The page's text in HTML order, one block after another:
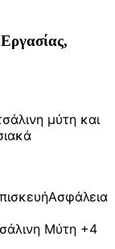
μύτη και
Ασφάλεια
Μύτη +4